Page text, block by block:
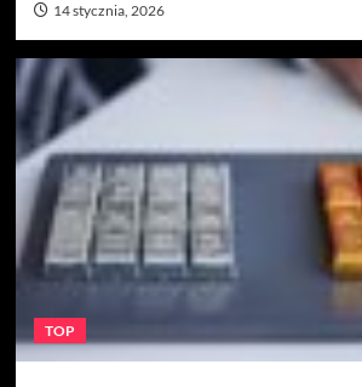
14 stycznia, 2026
TOP